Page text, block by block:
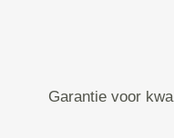
Garantie voor